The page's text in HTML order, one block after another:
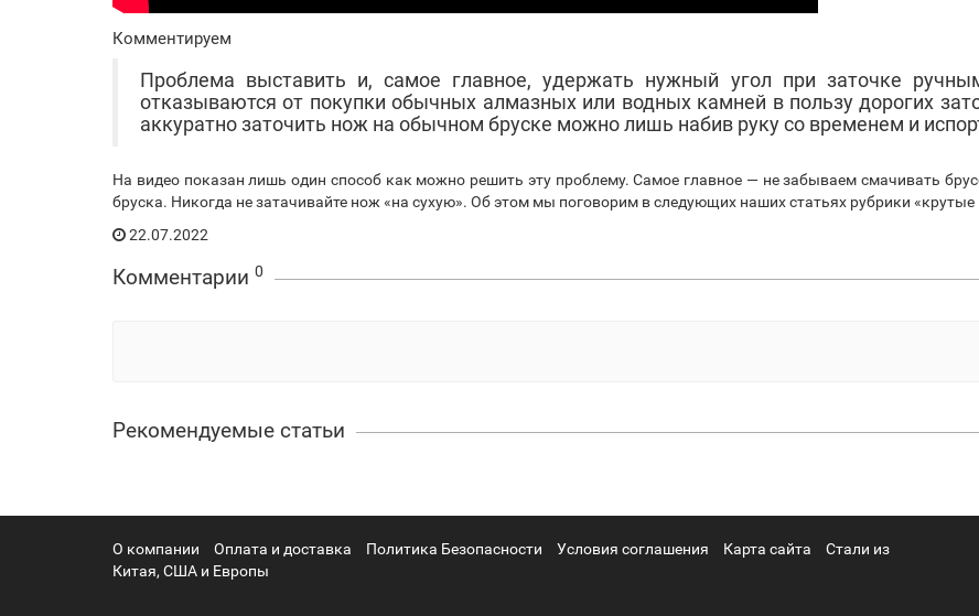
Комментируем
Проблема выставить и, самое главное, удержать нужный угол при заточке
отказываются от покупки обычных алмазных или водных камней в пользу дорогих
аккуратно заточить нож на обычном бруске можно лишь набив руку со временем и
На видео показан лишь один способ как можно решить эту проблему. Самое главное — не забываем смачивать
бруска. Никогда не затачивайте нож «на сухую». Об этом мы поговорим в следующих наших статьях рубрики
22.07.2022
Комментарии 0
Рекомендуемые статьи
О компании Оплата и доставка Политика Безопасности Условия соглашения Карта сайта
Стали из
Китая, США и Европы